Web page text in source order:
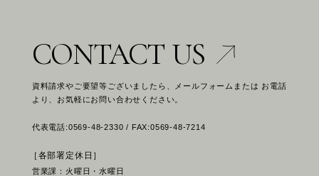
CONTACT US
資料請求やご要望等ございましたら、メールフォームまたは お電話
より、お気軽にお問い合わせください。
代表電話:0569-48-2330 / FAX:0569-48-7214
［各部署定休日］
営業課：火曜日・水曜日